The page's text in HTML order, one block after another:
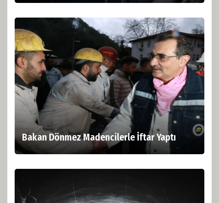
Bakan Dönmez Madencilerle İftar Yaptı